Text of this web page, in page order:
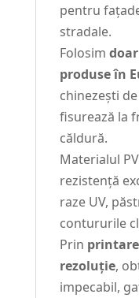
pentru
stradale.
Folosim
produse în
chinezești
fisurează la
căldură.
Materialul
rezistență
raze UV,
contururile
Prin
rezoluție,
impecabil,